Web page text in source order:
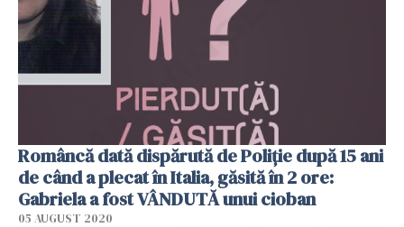
Româncă dată dispărută de Poliție după 15 ani
de când a plecat în Italia, găsită în 2 ore:
Gabriela a fost VÂNDUTĂ unui cioban
05 AUGUST 2020